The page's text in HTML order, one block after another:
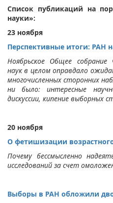
Список публикаций на
науки»:
23 ноября
Перспективные итоги: РАН
Ноябрьское Общее собрание
наук в целом оправдало
многочисленных сторонних
ни было: интересные
дискуссии, кипение выборных
20 ноября
О фетишизации
Почему бессмысленно
исследований за счет
Выборы в РАН обложили